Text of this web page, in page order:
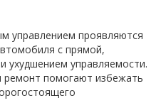
управлением проявляются
с прямой,
ухудшением управляемости.
ремонт помогают избежать